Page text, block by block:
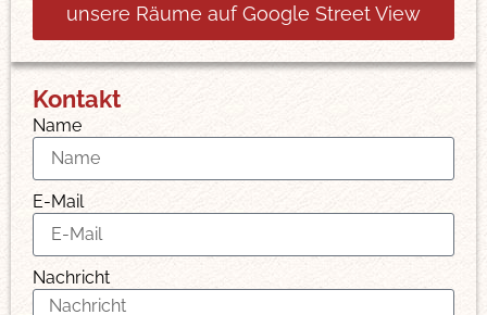
unsere Räume auf Google Street View
Kontakt
Name
E-Mail
Nachricht